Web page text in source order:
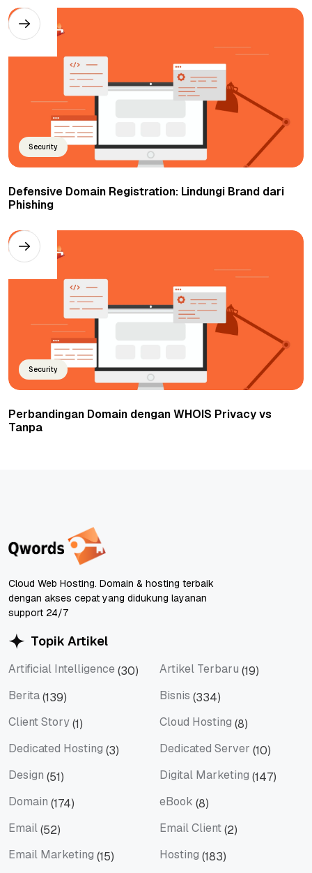
Security
Defensive Domain Registration: Lindungi Brand dari
Phishing
Security
Perbandingan Domain dengan WHOIS Privacy vs
Tanpa
Cloud Web Hosting. Domain & hosting terbaik
dengan akses cepat yang didukung layanan
support 24/7
Topik Artikel
Artificial Intelligence (30) Artikel Terbaru (19)
Berita(139) Bisnis (334)
Client Story(1) Cloud Hosting (8)
Dedicated Hosting (3) Dedicated Server (10)
Design (51) Digital Marketing (147)
Domain (174) eBook (8)
Email(52) Email Client(2)
Email Marketing (15) Hosting (183)